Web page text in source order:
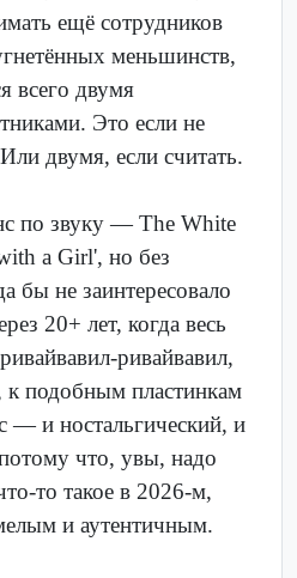
ещё сотрудников
меньшинств,
всего двумя
Это если не
двумя, если считать.
по звуку — The White
a Girl', но без
бы не заинтересовало
20+ лет, когда весь
ривайвавил,
к подобным пластинкам
— и ностальгический, и
что, увы, надо
то такое в 2026-м,
и аутентичным.